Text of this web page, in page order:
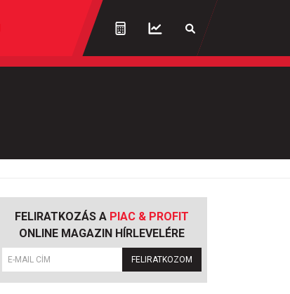
FELIRATKOZÁS A PIAC & PROFIT
ONLINE MAGAZIN HÍRLEVELÉRE
FELIRATKOZOM